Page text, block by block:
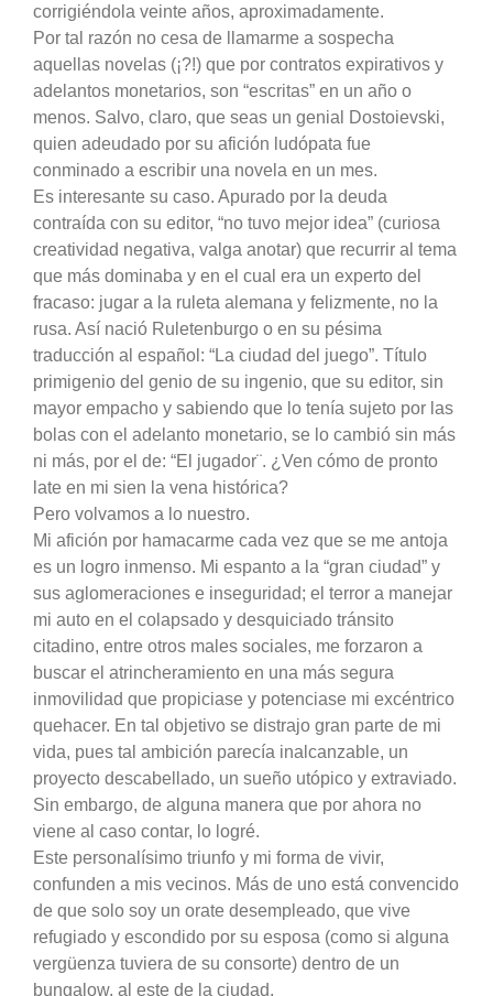
corrigiéndola veinte años, aproximadamente.
Por tal razón no cesa de llamarme a sospecha
aquellas novelas (¡?!) que por contratos expirativos y
adelantos monetarios, son “escritas” en un año o
menos. Salvo, claro, que seas un genial Dostoievski,
quien adeudado por su afición ludópata fue
conminado a escribir una novela en un mes.
Es interesante su caso. Apurado por la deuda
contraída con su editor, “no tuvo mejor idea” (curiosa
creatividad negativa, valga anotar) que recurrir al tema
que más dominaba y en el cual era un experto del
fracaso: jugar a la ruleta alemana y felizmente, no la
rusa. Así nació Ruletenburgo o en su pésima
traducción al español: “La ciudad del juego”. Título
primigenio del genio de su ingenio, que su editor, sin
mayor empacho y sabiendo que lo tenía sujeto por las
bolas con el adelanto monetario, se lo cambió sin más
ni más, por el de: “El jugador¨. ¿Ven cómo de pronto
late en mi sien la vena histórica?
Pero volvamos a lo nuestro.
Mi afición por hamacarme cada vez que se me antoja
es un logro inmenso. Mi espanto a la “gran ciudad” y
sus aglomeraciones e inseguridad; el terror a manejar
mi auto en el colapsado y desquiciado tránsito
citadino, entre otros males sociales, me forzaron a
buscar el atrincheramiento en una más segura
inmovilidad que propiciase y potenciase mi excéntrico
quehacer. En tal objetivo se distrajo gran parte de mi
vida, pues tal ambición parecía inalcanzable, un
proyecto descabellado, un sueño utópico y extraviado.
Sin embargo, de alguna manera que por ahora no
viene al caso contar, lo logré.
Este personalísimo triunfo y mi forma de vivir,
confunden a mis vecinos. Más de uno está convencido
de que solo soy un orate desempleado, que vive
refugiado y escondido por su esposa (como si alguna
vergüenza tuviera de su consorte) dentro de un
bungalow, al este de la ciudad.